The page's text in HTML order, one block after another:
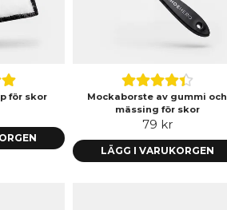
för skor
Mockaborste av gummi och
mässing för skor
79 kr
LÄGG I VARUKORGEN